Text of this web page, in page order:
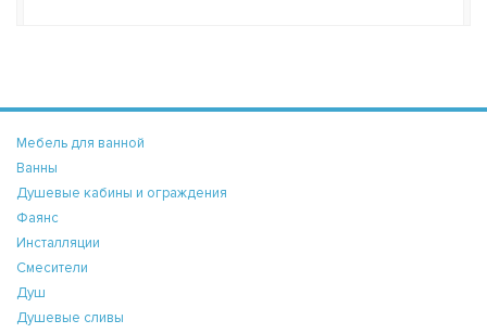
Мебель для ванной
Ванны
Душевые кабины и ограждения
Фаянс
Инсталляции
Смесители
Душ
Душевые сливы